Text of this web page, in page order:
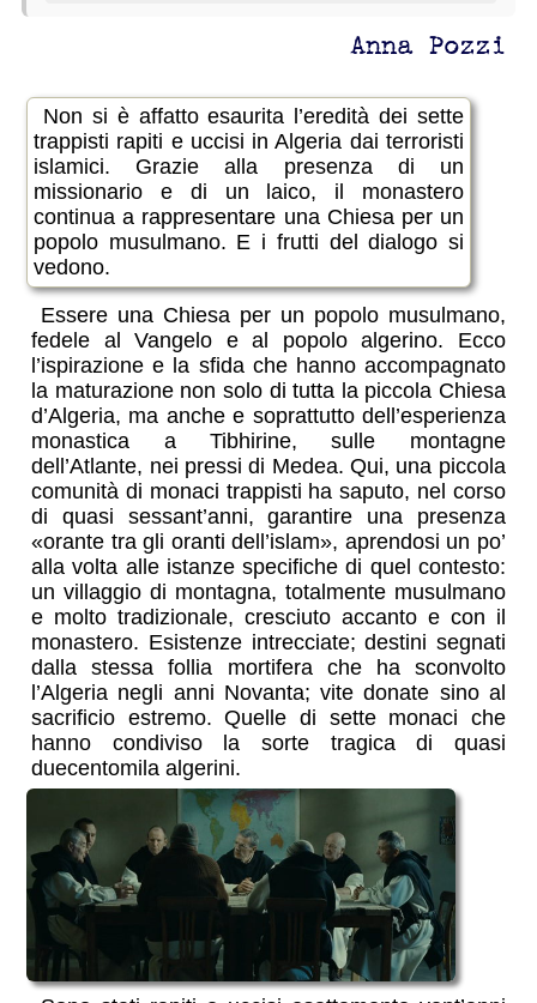
Anna Pozzi
Non si è affatto esaurita l’eredità dei sette
trappisti rapiti e uccisi in Algeria dai terroristi
islamici. Grazie alla presenza di un
missionario e di un laico, il monastero
continua a rappresentare una Chiesa per un
popolo musulmano. E i frutti del dialogo si
vedono.
Essere una Chiesa per un popolo musulmano,
fedele al Vangelo e al popolo algerino. Ecco
l’ispirazione e la sfida che hanno accompagnato
la maturazione non solo di tutta la piccola Chiesa
d’Algeria, ma anche e soprattutto dell’esperienza
monastica a Tibhirine, sulle montagne
dell’Atlante, nei pressi di Medea. Qui, una piccola
comunità di monaci trappisti ha saputo, nel corso
di quasi sessant’anni, garantire una presenza
«orante tra gli oranti dell’islam», aprendosi un po’
alla volta alle istanze specifiche di quel contesto:
un villaggio di montagna, totalmente musulmano
e molto tradizionale, cresciuto accanto e con il
monastero. Esistenze intrecciate; destini segnati
dalla stessa follia mortifera che ha sconvolto
l’Algeria negli anni Novanta; vite donate sino al
sacrificio estremo. Quelle di sette monaci che
hanno condiviso la sorte tragica di quasi
duecentomila algerini.